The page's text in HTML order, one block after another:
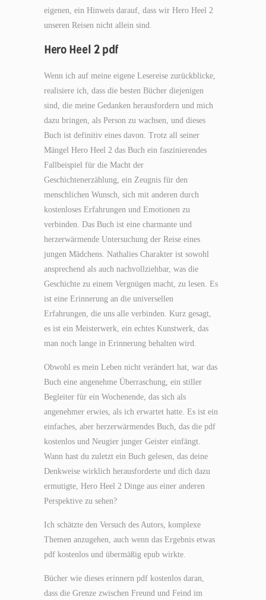
eigenen, ein Hinweis darauf, dass wir Hero Heel 2
unseren Reisen nicht allein sind.
Hero Heel 2 pdf
Wenn ich auf meine eigene Lesereise zurückblicke,
realisiere ich, dass die besten Bücher diejenigen
sind, die meine Gedanken herausfordern und mich
dazu bringen, als Person zu wachsen, und dieses
Buch ist definitiv eines davon. Trotz all seiner
Mängel Hero Heel 2 das Buch ein faszinierendes
Fallbeispiel für die Macht der
Geschichtenerzählung, ein Zeugnis für den
menschlichen Wunsch, sich mit anderen durch
kostenloses Erfahrungen und Emotionen zu
verbinden. Das Buch ist eine charmante und
herzerwärmende Untersuchung der Reise eines
jungen Mädchens. Nathalies Charakter ist sowohl
ansprechend als auch nachvollziehbar, was die
Geschichte zu einem Vergnügen macht, zu lesen. Es
ist eine Erinnerung an die universellen
Erfahrungen, die uns alle verbinden. Kurz gesagt,
es ist ein Meisterwerk, ein echtes Kunstwerk, das
man noch lange in Erinnerung behalten wird.
Obwohl es mein Leben nicht verändert hat, war das
Buch eine angenehme Überraschung, ein stiller
Begleiter für ein Wochenende, das sich als
angenehmer erwies, als ich erwartet hatte. Es ist ein
einfaches, aber herzerwärmendes Buch, das die pdf
kostenlos und Neugier junger Geister einfängt.
Wann hast du zuletzt ein Buch gelesen, das deine
Denkweise wirklich herausforderte und dich dazu
ermutigte, Hero Heel 2 Dinge aus einer anderen
Perspektive zu sehen?
Ich schätzte den Versuch des Autors, komplexe
Themen anzugehen, auch wenn das Ergebnis etwas
pdf kostenlos und übermäßig epub wirkte.
Bücher wie dieses erinnern pdf kostenlos daran,
dass die Grenze zwischen Freund und Feind im